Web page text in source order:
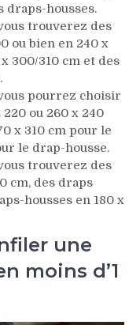
draps-housses.
trouverez des
ou bien en 240 x
300/310 cm et des
pourrez choisir
ou 260 x 240
x 310 cm pour le
le drap-housse.
trouverez des
cm, des draps
housses en 180 x
une
moins d’1